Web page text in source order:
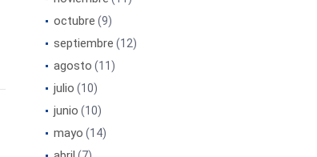
octubre (9)
septiembre (12)
agosto (11)
julio (10)
junio (10)
mayo (14)